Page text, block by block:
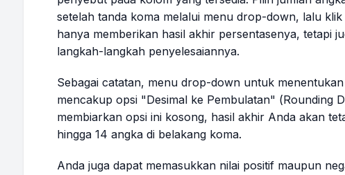
setelah tanda koma melalui menu drop-down, lalu
hanya memberikan hasil akhir persentasenya, tetapi
langkah-langkah penyelesaiannya.
Sebagai catatan, menu drop-down untuk
mencakup opsi "Desimal ke Pembulatan" (Rounding
membiarkan opsi ini kosong, hasil akhir Anda akan
hingga 14 angka di belakang koma.
Anda juga dapat memasukkan nilai positif maupun